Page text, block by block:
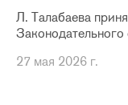
Л. Талабаева
27 мая 2026 г.